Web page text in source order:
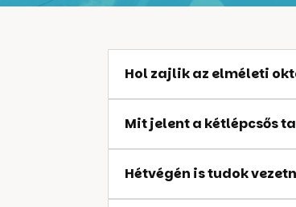
Hol zajlik az elméleti
Mit jelent a kétlépcsős
Hétvégén is tudok